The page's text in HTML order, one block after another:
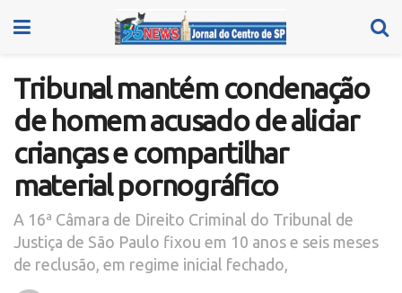
Tribunal mantém condenação
de homem acusado de aliciar
crianças e compartilhar
material pornográfico
A 16ª Câmara de Direito Criminal do Tribunal de
Justiça de São Paulo fixou em 10 anos e seis meses
de reclusão, em regime inicial fechado,